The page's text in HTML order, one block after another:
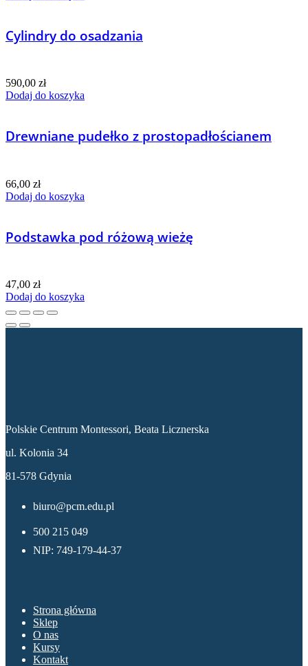
Cylindry do osadzania
590,00 zł
Dodaj do koszyka
Drewniane pudełko z prostopadłościanem
66,00 zł
Dodaj do koszyka
Podstawka pod różową wieżę
47,00 zł
Dodaj do koszyka
Polskie Centrum Montessori, Beata Licznerska
ul. Kolonia 34
81-578 Gdynia
biuro@pcm.edu.pl
500 215 049
NIP: 749-179-44-37
Strona główna
Sklep
O nas
Kursy
Kontakt